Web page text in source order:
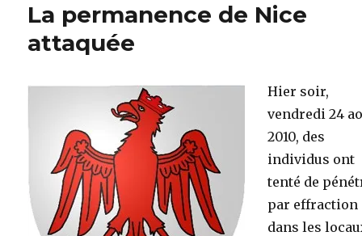
La permanence de Nice
attaquée
Hier soir,
vendredi 24
2010, des
individus ont
tenté de
par effraction
dans les